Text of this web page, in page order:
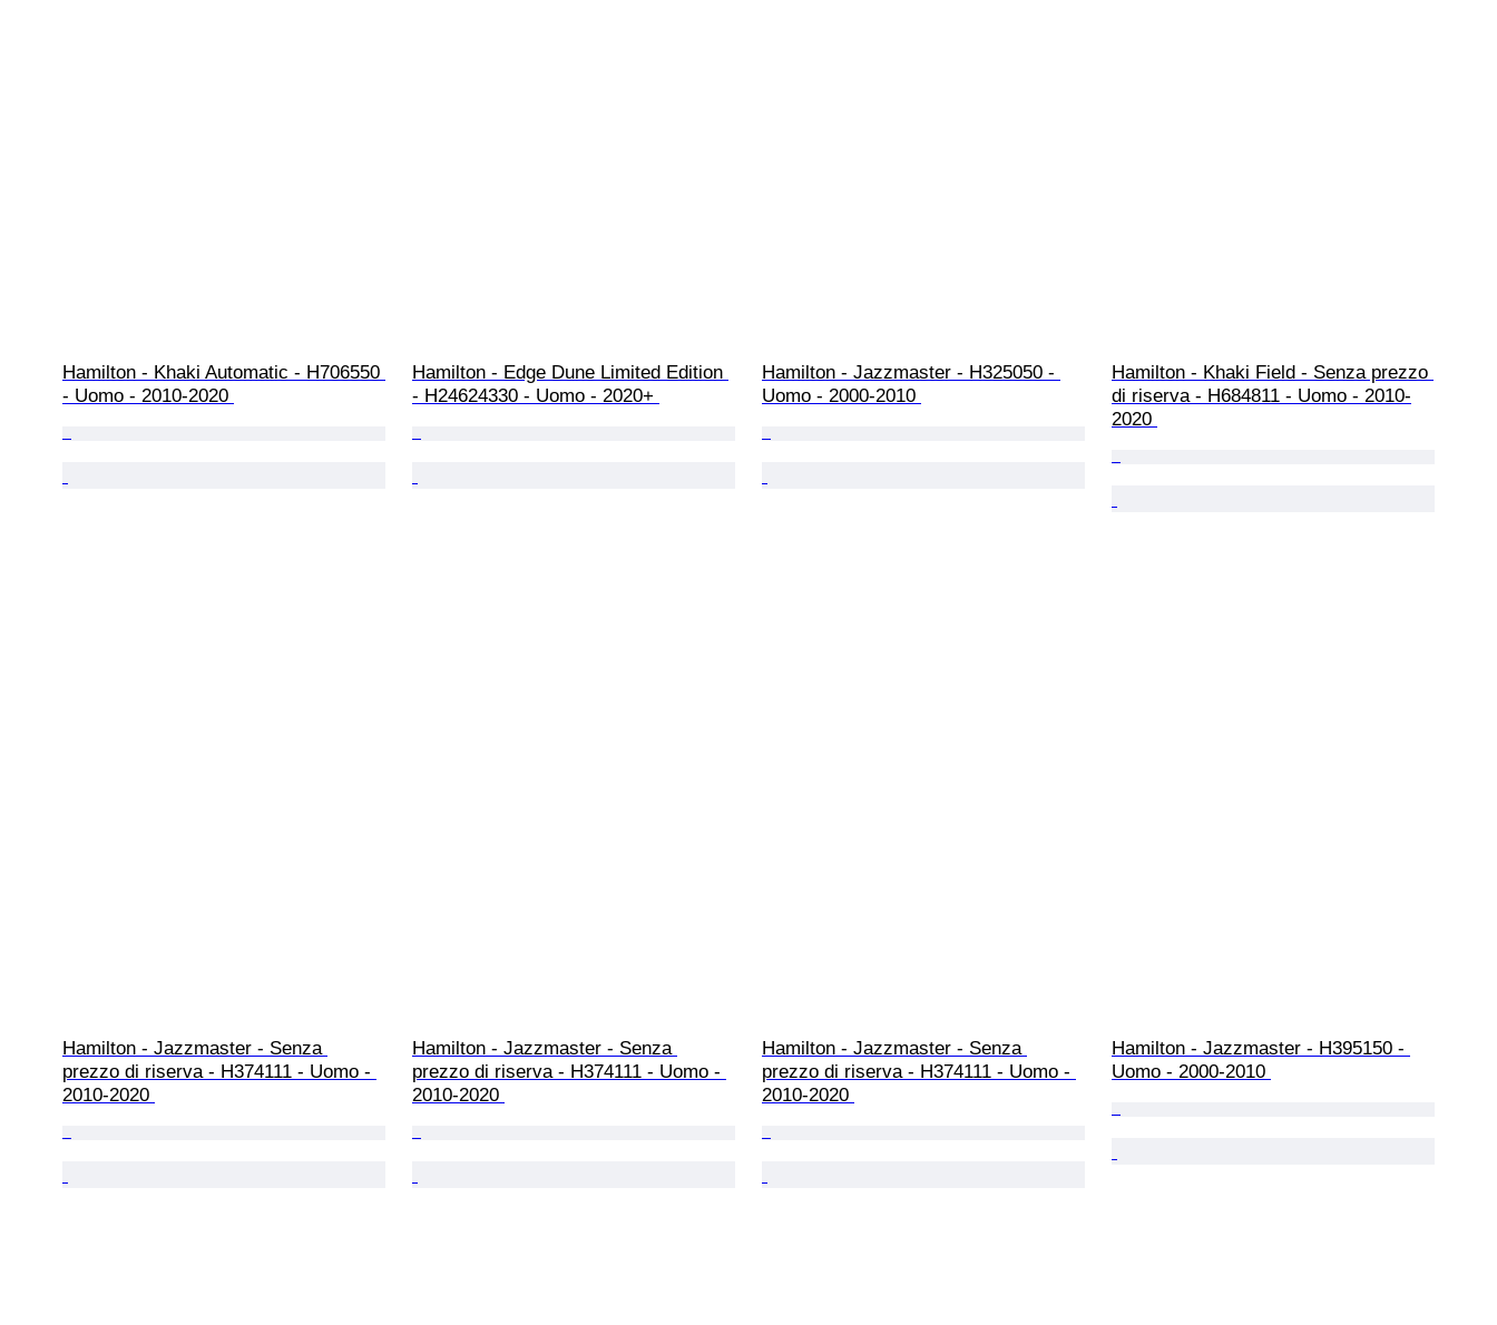
Hamilton - Khaki Automatic - H706550
- Uomo - 2010-2020
Hamilton - Edge Dune Limited Edition
- H24624330 - Uomo - 2020+
Hamilton - Jazzmaster - H325050 -
Uomo - 2000-2010
Hamilton - Khaki Field - Senza prezzo
di riserva - H684811 - Uomo - 2010-
2020
Hamilton - Jazzmaster - Senza
prezzo di riserva - H374111 - Uomo -
2010-2020
Hamilton - Jazzmaster - Senza
prezzo di riserva - H374111 - Uomo -
2010-2020
Hamilton - Jazzmaster - Senza
prezzo di riserva - H374111 - Uomo -
2010-2020
Hamilton - Jazzmaster - H395150 -
Uomo - 2000-2010